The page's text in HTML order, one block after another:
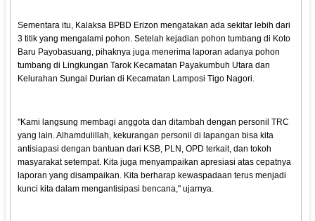
Sementara itu, Kalaksa BPBD Erizon mengatakan ada sekitar lebih dari
3 titik yang mengalami pohon. Setelah kejadian pohon tumbang di Koto
Baru Payobasuang, pihaknya juga menerima laporan adanya pohon
tumbang di Lingkungan Tarok Kecamatan Payakumbuh Utara dan
Kelurahan Sungai Durian di Kecamatan Lamposi Tigo Nagori.
"Kami langsung membagi anggota dan ditambah dengan personil TRC
yang lain. Alhamdulillah, kekurangan personil di lapangan bisa kita
antisiapasi dengan bantuan dari KSB, PLN, OPD terkait, dan tokoh
masyarakat setempat. Kita juga menyampaikan apresiasi atas cepatnya
laporan yang disampaikan. Kita berharap kewaspadaan terus menjadi
kunci kita dalam mengantisipasi bencana," ujarnya.